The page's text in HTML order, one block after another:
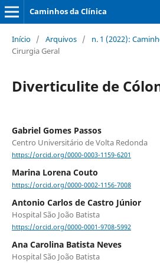
Caminhos da Clínica
Início / Arquivos / n. 1 (2022):
Cirurgia Geral
Diverticulite de
Gabriel Gomes Passos
Centro Universitário de Volta Redonda
https://orcid.org/0000-0003-1159-6201
Marina Lorena Couto
https://orcid.org/0000-0002-1156-7008
Antonio Carlos de Castro Júnior
Hospital São João Batista
https://orcid.org/0000-0001-9708-5992
Ana Carolina Batista Neves
Hospital São João Batista